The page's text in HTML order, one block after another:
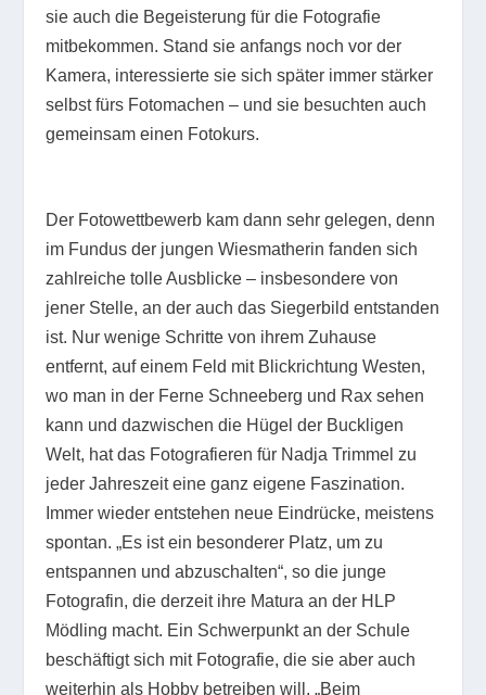
sie auch die Begeisterung für die Fotografie
mitbekommen. Stand sie anfangs noch vor der
Kamera, interessierte sie sich später immer stärker
selbst fürs Fotomachen – und sie besuchten auch
gemeinsam einen Fotokurs.
Der Fotowettbewerb kam dann sehr gelegen, denn
im Fundus der jungen Wiesmatherin fanden sich
zahlreiche tolle Ausblicke – insbesondere von
jener Stelle, an der auch das Siegerbild entstanden
ist. Nur wenige Schritte von ihrem Zuhause
entfernt, auf einem Feld mit Blickrichtung Westen,
wo man in der Ferne Schneeberg und Rax sehen
kann und dazwischen die Hügel der Buckligen
Welt, hat das Fotografieren für Nadja Trimmel zu
jeder Jahreszeit eine ganz eigene Faszination.
Immer wieder entstehen neue Eindrücke, meistens
spontan. „Es ist ein besonderer Platz, um zu
entspannen und abzuschalten“, so die junge
Fotografin, die derzeit ihre Matura an der HLP
Mödling macht. Ein Schwerpunkt an der Schule
beschäftigt sich mit Fotografie, die sie aber auch
weiterhin als Hobby betreiben will. „Beim